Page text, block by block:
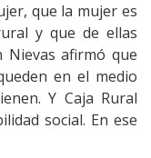
que la mujer es
y que de ellas
Nievas afirmó que
en el medio
Y Caja Rural
social. En ese